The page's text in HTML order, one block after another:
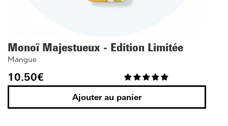
Monoï Majestueux - Edition Limitée
Mangue
10.50€
Ajouter au panier